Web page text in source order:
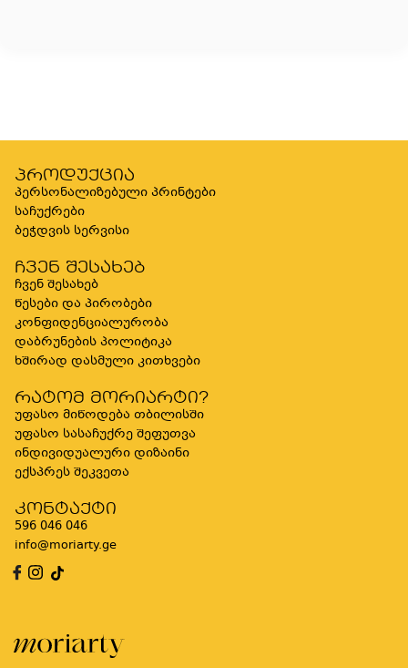
პროდუქცია
პერსონალიზებული პრინტები
საჩუქრები
ბეჭდვის სერვისი
ჩვენ შესახებ
ჩვენ შესახებ
წესები და პირობები
კონფიდენციალურობა
დაბრუნების პოლიტიკა
ხშირად დასმული კითხვები
რატომ მორიარტი?
უფასო მიწოდება თბილისში
უფასო სასაჩუქრე შეფუთვა
ინდივიდუალური დიზაინი
ექსპრეს შეკვეთა
კონტაქტი
596 046 046
info@moriarty.ge